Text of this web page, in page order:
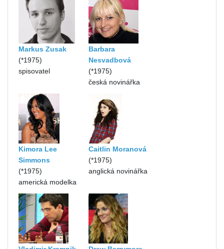
Markus Zusak
(*1975)
spisovatel
Barbara
Nesvadbová
(*1975)
česká novinářka
Kimora Lee
Simmons
(*1975)
americká modelka
Caitlin Moranová
(*1975)
anglická novinářka